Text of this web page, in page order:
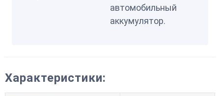
автомобильный
аккумулятор.
Характеристики: